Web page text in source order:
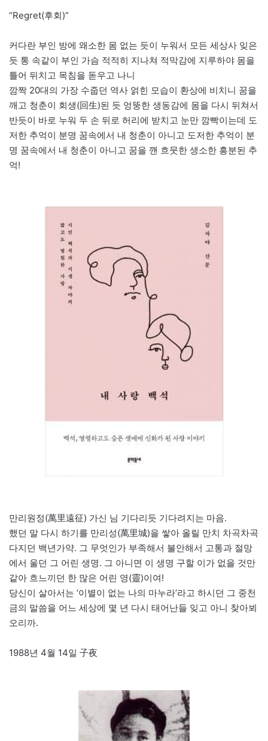
“Regret(후회)”
커다란 부인 방에 왜소한 몸 없는 듯이 누워서 모든 세상사 잊은
듯 통 속같이 부인 가슴 적적히 지나쳐 적막감에 지루하야 몸을
틀어 뒤치고 목침을 돋우고 나니
깜짝 20대의 가장 수줍던 역사 얽힌 모습이 환상에 비치니 꿈을
깨고 청춘이 회생(回生)된 듯 엉뚱한 생동감에 몸을 다시 뒤쳐서
반듯이 바로 누워 두 손 뒤로 허리에 받치고 눈만 깜빡이는데 도
저한 추억이 분명 꿈속에서 내 청춘이 아니고 도저한 추억이 분
명 꿈속에서 내 청춘이 아니고 꿈을 깬 흐뭇한 생소한 흥분된 추
억!
만리원정(萬里遠征) 가신 님 기다리듯 기다려지는 마음.
했던 말 다시 하기를 만리성(萬里城)을 쌓아 올릴 만치 차곡차곡
다지던 백년가약. 그 무엇인가 부족해서 불안해서 고통과 절망
에서 울던 그 어린 생명. 그 아니면 이 생명 구할 이가 없을 것만
같아 흐느끼던 한 많은 어린 영(靈)이여!
당신이 살아서는 ‘이별이 없는 나의 마누라’라고 하시던 그 중천
금의 말씀을 어느 세상에 몇 년 다시 태어난들 잊고 아니 찾아뵈
오리까.
1988년 4월 14일 子夜